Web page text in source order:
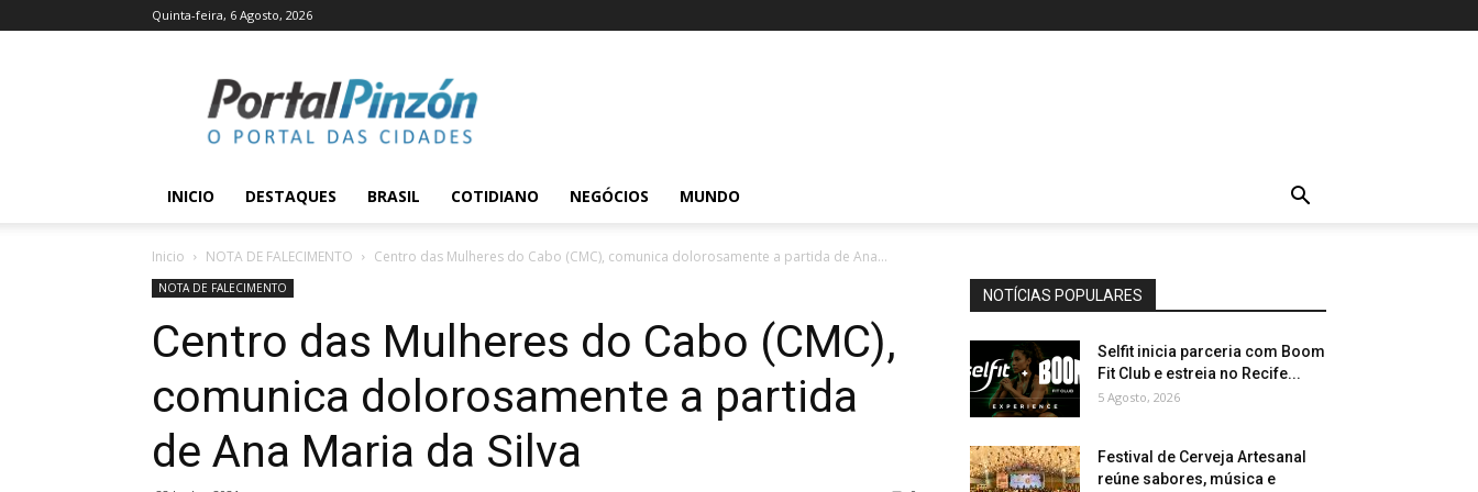
Quinta-feira, 6 Agosto, 2026
Pinzón
INICIO DESTAQUES BRASIL COTIDIANO NEGÓCIOS MUNDO
Inicio NOTA DE FALECIMENTO Centro das Mulheres do Cabo (CMC), comunica dolorosamente a partida de Ana...
NOTA DE FALECIMENTO
Centro das Mulheres do Cabo (CMC),
comunica dolorosamente a partida
de Ana Maria da Silva
NOTÍCIAS POPULARES
Selfit inicia parceria com Boom
Fit Club e estreia no Recife...
5 Agosto, 2026
Festival de Cerveja Artesanal
reúne sabores, música e